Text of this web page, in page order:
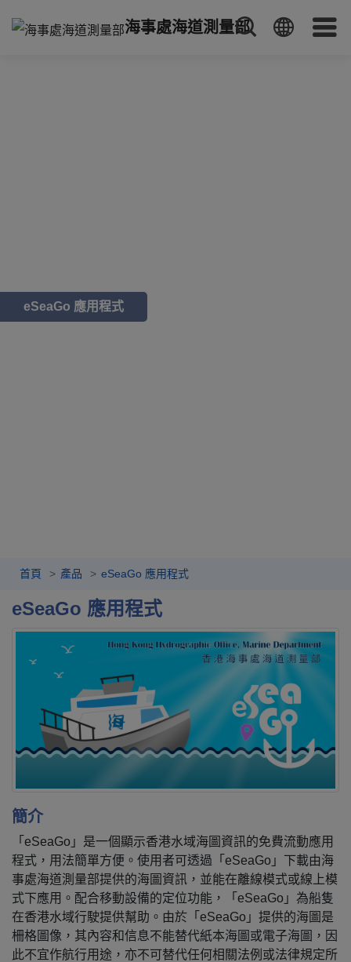
海事處海道測量部
eSeaGo 應用程式
首頁 產品 eSeaGo 應用程式
eSeaGo 應用程式
簡介
「eSeaGo」是一個顯示香港水域海圖資訊的免費流動應用
程式，用法簡單方便。使用者可透過「eSeaGo」下載由海
事處海道測量部提供的海圖資訊，並能在離線模式或線上模
式下應用。配合移動設備的定位功能，「eSeaGo」為船隻
在香港水域行駛提供幫助。由於「eSeaGo」提供的海圖是
柵格圖像，其內容和信息不能替代紙本海圖或電子海圖，因
此不宜作航行用途，亦不可替代任何相關法例或法律規定所